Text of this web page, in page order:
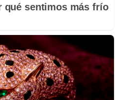
qué sentimos más frío